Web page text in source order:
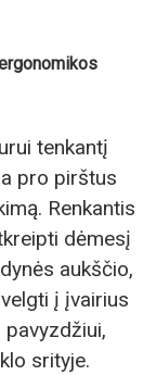
tenkantį
pro pirštus
Renkantis
dėmesį
aukščio,
į įvairius
srityje.